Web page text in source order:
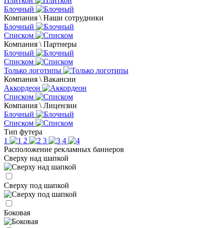
Блочный
Компания \ Наши сотрудники
Блочный
Списком
Компания \ Партнеры
Блочный
Списком
Только логотипы
Компания \ Вакансии
Аккордеон
Списком
Компания \ Лицензии
Блочный
Списком
Тип футера
1
2 3
4
Расположение рекламных баннеров
Сверху над шапкой
Сверху под шапкой
Боковая